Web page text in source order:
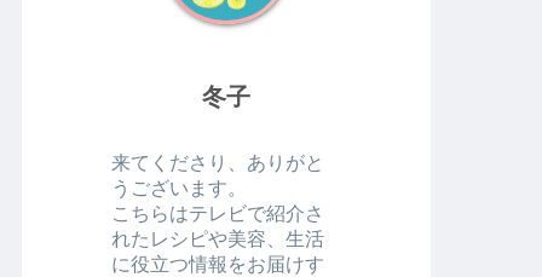
冬子
来てくださり、ありがと
うございます。
こちらはテレビで紹介さ
れたレシピや美容、生活
に役立つ情報をお届けす